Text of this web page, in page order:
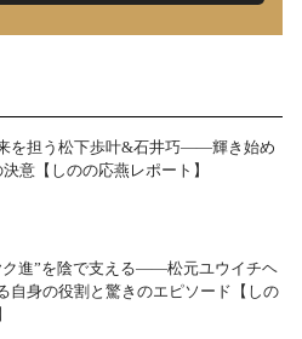
を担う松下歩叶&石井巧――輝き始め
意【しのの応燕レポート】
ク進”を陰で支える――松元ユウイチヘ
自身の役割と驚きのエピソード【しの